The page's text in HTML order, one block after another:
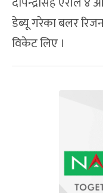
डेब्यू गरेका बलर
विकेट लिए ।